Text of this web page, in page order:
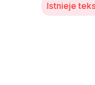
Istnieje